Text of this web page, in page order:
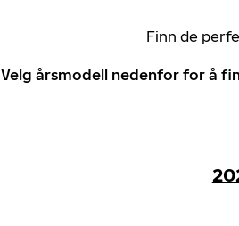
Finn de
Velg årsmodell nedenfor for å